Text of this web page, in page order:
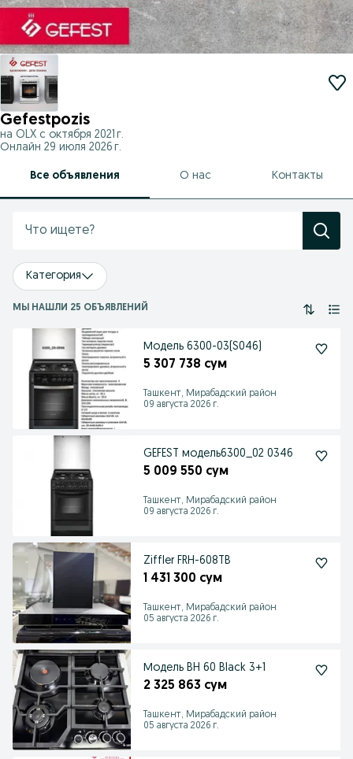
Gefestpozis
на OLX с октября 2021 г.
Онлайн 29 июля 2026 г.
Все объявления О нас Контакты
Категория
МЫ НАШЛИ 25 ОБЪЯВЛЕНИЙ
Модель 6300-03(S046)
5 307 738 сум
Ташкент, Мирабадский район
09 августа 2026 г.
GEFEST модель6300_02 0346
5 009 550 сум
Ташкент, Мирабадский район
09 августа 2026 г.
Ziffler FRH-608TB
1 431 300 сум
Ташкент, Мирабадский район
05 августа 2026 г.
Модель BH 60 Black 3+1
2 325 863 сум
Ташкент, Мирабадский район
05 августа 2026 г.